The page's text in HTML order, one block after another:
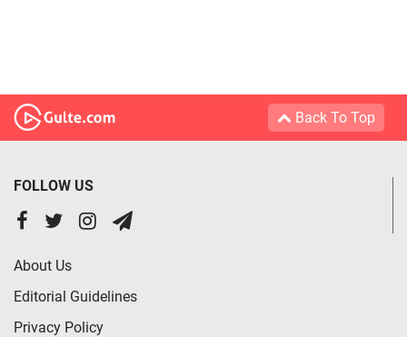
Back To Top
FOLLOW US
About Us
Editorial Guidelines
Privacy Policy